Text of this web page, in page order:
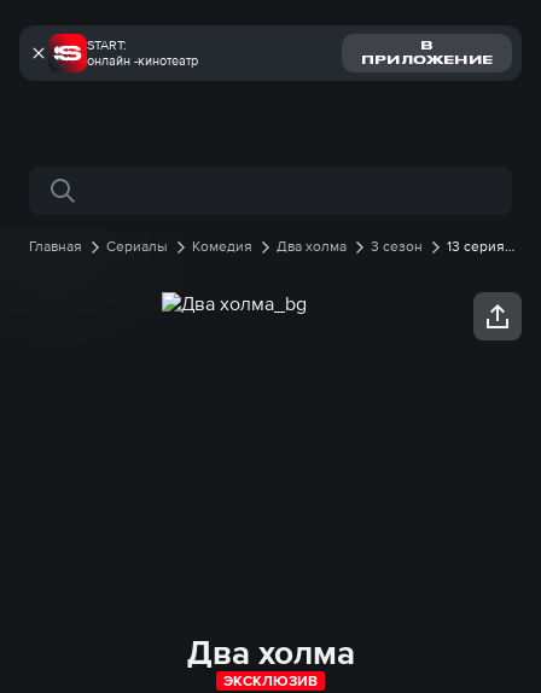
START:
онлайн -кинотеатр
В
ПРИЛОЖЕНИЕ
Поиск по сайту
Главная Сериалы Комедия Два холма 3 сезон
13 серия
Два холма
ЭКСКЛЮЗИВ